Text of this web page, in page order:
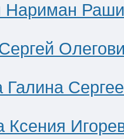
Нариман
Галина
Ксения